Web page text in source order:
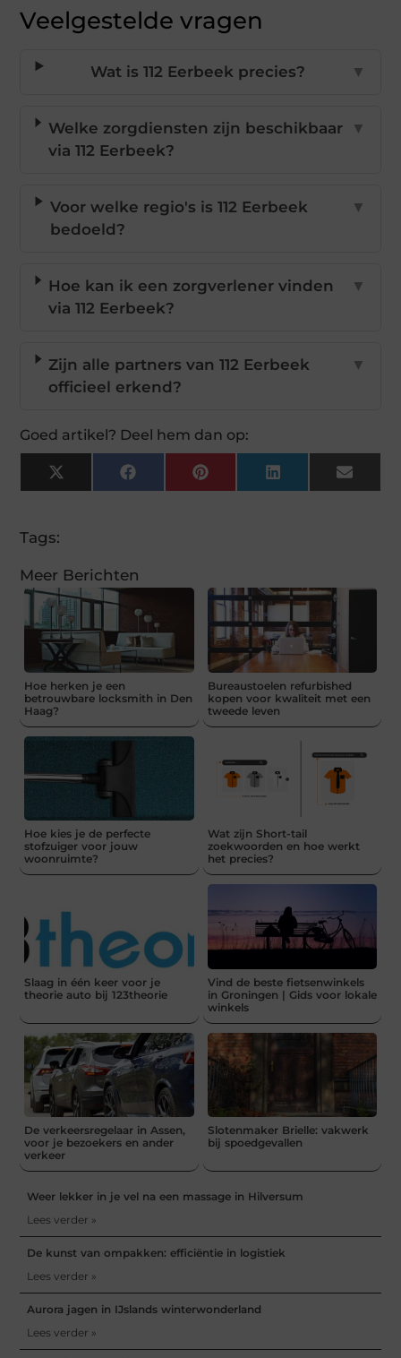
Veelgestelde vragen
Wat is 112 Eerbeek precies? ▼
Welke zorgdiensten zijn beschikbaar
via 112 Eerbeek?
▼
Voor welke regio's is 112 Eerbeek
bedoeld?
▼
Hoe kan ik een zorgverlener vinden
via 112 Eerbeek?
▼
Zijn alle partners van 112 Eerbeek
officieel erkend?
▼
Goed artikel? Deel hem dan op:
X
(Twitter)
FacebookPinterestLinkedInEmail
Tags:
Meer Berichten
Hoe herken je een
betrouwbare locksmith in Den
Haag?
Bureaustoelen refurbished
kopen voor kwaliteit met een
tweede leven
Hoe kies je de perfecte
stofzuiger voor jouw
woonruimte?
Wat zijn Short-tail
zoekwoorden en hoe werkt
het precies?
Slaag in één keer voor je
theorie auto bij 123theorie
Vind de beste fietsenwinkels
in Groningen | Gids voor lokale
winkels
De verkeersregelaar in Assen,
voor je bezoekers en ander
verkeer
Slotenmaker Brielle: vakwerk
bij spoedgevallen
Weer lekker in je vel na een massage in Hilversum
Lees verder »
De kunst van ompakken: efficiëntie in logistiek
Lees verder »
Aurora jagen in IJslands winterwonderland
Lees verder »